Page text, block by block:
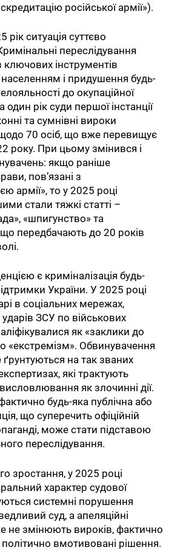
російської армії»).
ситуація суттєво
переслідування
ключових інструментів
і придушення будь-
до окупаційної
рік суди першої інстанції
та сумнівні вироки
70 осіб, що вже перевищує
року. При цьому змінився і
якщо раніше
пов’язані з
армії», то у 2025 році
стали тяжкі статті –
«шпигунство» та
передбачають до 20 років
є криміналізація будь-
України. У 2025 році
в соціальних мережах,
ЗСУ по військових
як «заклики до
«екстремізм». Обвинувачення
ґрунтуються на так званих
які трактують
як злочинні дії.
будь-яка публічна або
що суперечить офіційній
може стати підставою
переслідування.
зростання, у 2025 році
характер судової
системні порушення
суд, а апеляційні
не змінюють вироків, фактично
політично вмотивовані рішення.